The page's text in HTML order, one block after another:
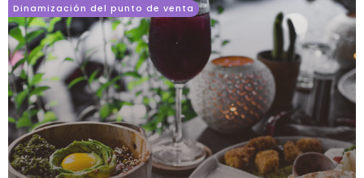
Dinamización del punto de venta